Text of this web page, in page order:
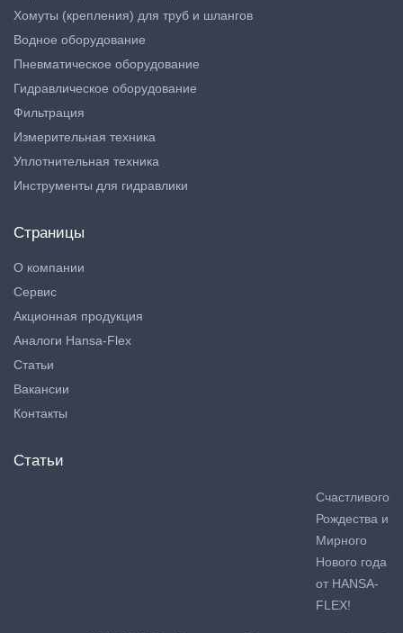
Хомуты (крепления) для труб и шлангов
Водное оборудование
Пневматическое оборудование
Гидравлическое оборудование
Фильтрация
Измерительная техника
Уплотнительная техника
Инструменты для гидравлики
Страницы
О компании
Сервис
Акционная продукция
Аналоги Hansa-Flex
Статьи
Вакансии
Контакты
Статьи
Счастливого
Рождества и
Мирного
Нового года
от HANSA-
FLEX!